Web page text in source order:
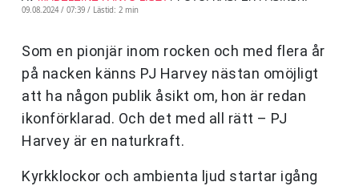
09.08.2024 / 07:39 / Lästid: 2 min
Som en pionjär inom rocken och med flera år
på nacken känns PJ Harvey nästan omöjligt
att ha någon publik åsikt om, hon är redan
ikonförklarad. Och det med all rätt – PJ
Harvey är en naturkraft.
Kyrkklockor och ambienta ljud startar igång